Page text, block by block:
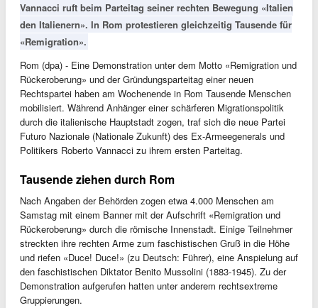
Vannacci ruft beim Parteitag seiner rechten Bewegung «Italien
den Italienern». In Rom protestieren gleichzeitig Tausende für
«Remigration».
Rom (dpa) - Eine Demonstration unter dem Motto «Remigration und
Rückeroberung» und der Gründungsparteitag einer neuen
Rechtspartei haben am Wochenende in Rom Tausende Menschen
mobilisiert. Während Anhänger einer schärferen Migrationspolitik
durch die italienische Hauptstadt zogen, traf sich die neue Partei
Futuro Nazionale (Nationale Zukunft) des Ex-Armeegenerals und
Politikers Roberto Vannacci zu ihrem ersten Parteitag.
Tausende ziehen durch Rom
Nach Angaben der Behörden zogen etwa 4.000 Menschen am
Samstag mit einem Banner mit der Aufschrift «Remigration und
Rückeroberung» durch die römische Innenstadt. Einige Teilnehmer
streckten ihre rechten Arme zum faschistischen Gruß in die Höhe
und riefen «Duce! Duce!» (zu Deutsch: Führer), eine Anspielung auf
den faschistischen Diktator Benito Mussolini (1883-1945). Zu der
Demonstration aufgerufen hatten unter anderem rechtsextreme
Gruppierungen.